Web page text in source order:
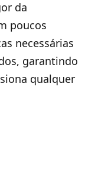
da
poucos
necessárias
garantindo
qualquer